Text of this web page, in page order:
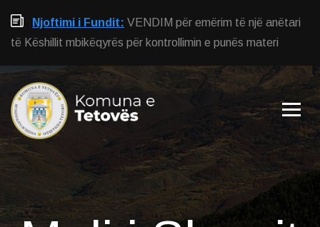
Njoftimi i Fundit: VENDIM për emërim të një anëtari
të Këshillit mbikëqyrës për kontrollimin e punës materi